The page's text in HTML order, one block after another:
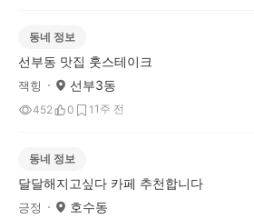
동네 정보
선부동 맛집 훗스테이크
잭힝 선부3동
452 0 1 1주 전
동네 정보
달달해지고싶다 카페 추천합니다
긍정 호수동